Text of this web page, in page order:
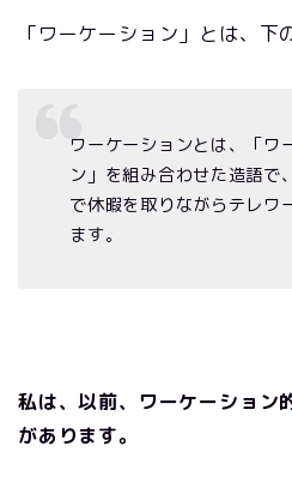
「ワーケーション」とは、下
ワーケーションとは、「ワ
ン」を組み合わせた造語で
で休暇を取りながらテレワ
ます。
私は、以前、ワーケーション
があります。